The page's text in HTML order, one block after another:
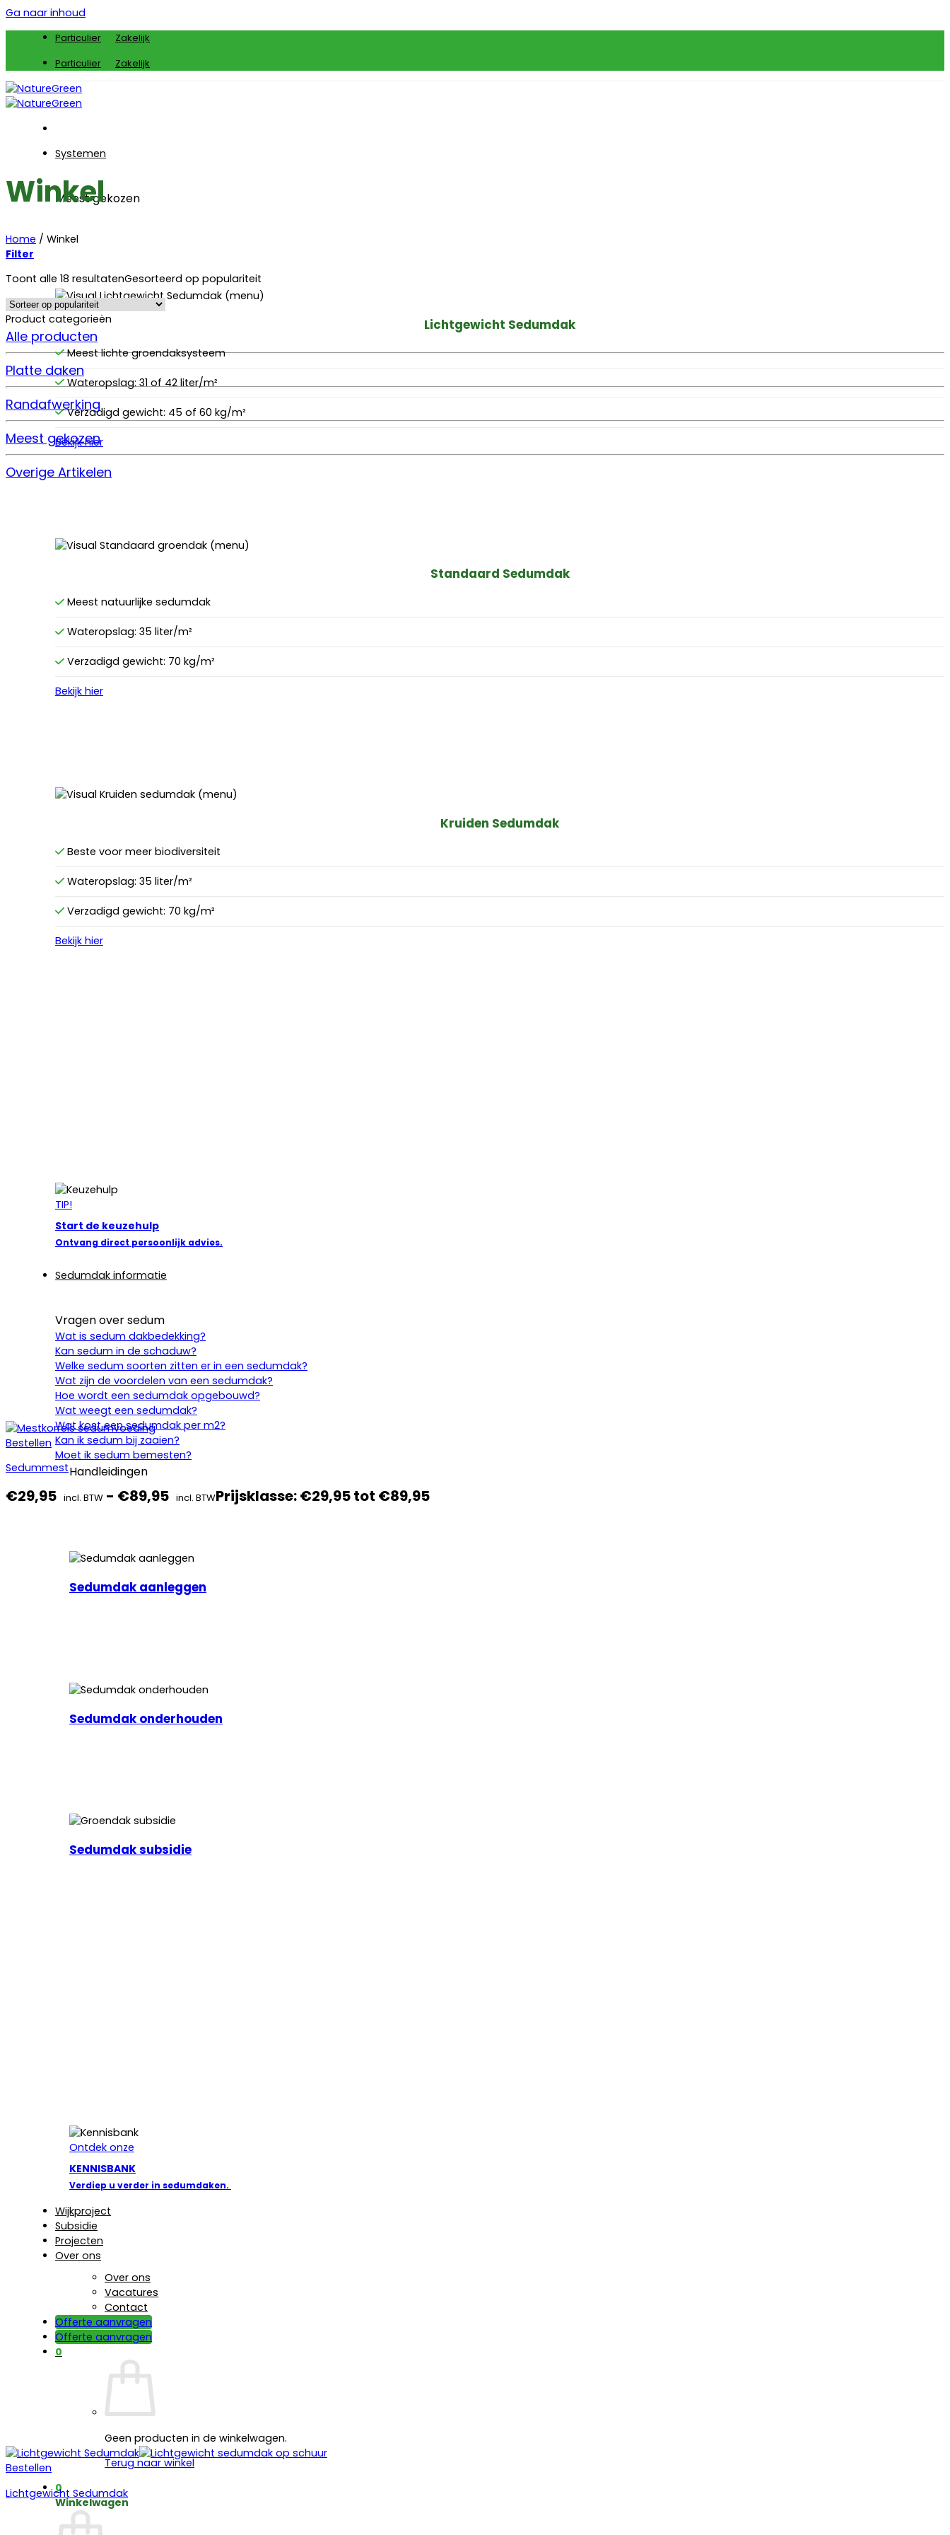
Ga naar inhoud
Particulier
Zakelijk
Particulier
Zakelijk
Systemen
Meest gekozen
Lichtgewicht Sedumdak
Meest lichte groendaksysteem
Wateropslag: 31 of 42 liter/m²
Verzadigd gewicht: 45 of 60 kg/m²
Bekijk hier
Standaard Sedumdak
Meest natuurlijke sedumdak
Wateropslag: 35 liter/m²
Verzadigd gewicht: 70 kg/m²
Bekijk hier
Kruiden Sedumdak
Beste voor meer biodiversiteit
Wateropslag: 35 liter/m²
Verzadigd gewicht: 70 kg/m²
Bekijk hier
TIP!
Start de keuzehulp
Ontvang direct persoonlijk advies.
Sedumdak informatie
Vragen over sedum
Wat is sedum dakbedekking?
Kan sedum in de schaduw?
Welke sedum soorten zitten er in een sedumdak?
Wat zijn de voordelen van een sedumdak?
Hoe wordt een sedumdak opgebouwd?
Wat weegt een sedumdak?
Wat kost een sedumdak per m2?
Kan ik sedum bij zaaien?
Moet ik sedum bemesten?
Handleidingen
Sedumdak aanleggen
Sedumdak onderhouden
Sedumdak subsidie
Ontdek onze
KENNISBANK
Verdiep u verder in sedumdaken.
Wijkproject
Subsidie
Projecten
Over ons
Over ons
Vacatures
Contact
Offerte aanvragen
Offerte aanvragen
0
Geen producten in de winkelwagen.
Terug naar winkel
0
Winkelwagen
Winkel
Home / Winkel
Filter
Toont alle 18 resultatenGesorteerd op populariteit
Product categorieën
Alle producten
Platte daken
Randafwerking
Meest gekozen
Overige Artikelen
Bestellen
Sedummest
€29,95 - €89,95 Prijsklasse: €29,95 tot €89,95
Bestellen
Lichtgewicht Sedumdak